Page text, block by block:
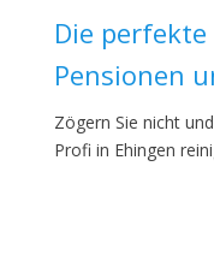
Die
Pensionen
Zögern Sie nicht
Profi in Ehingen